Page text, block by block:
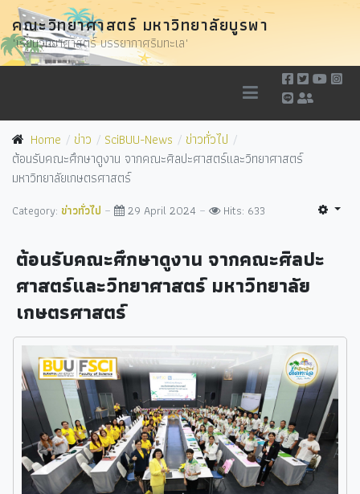
คณะวิทยาศาสตร์ มหาวิทยาลัยบูรพา
"เรียนวิทยาศาสตร์ บรรยากาศริมทะเล"
Home ข่าว SciBUU-News
ข่าวทั่วไป
ต้อนรับคณะศึกษาดูงาน จากคณะศิลปะศาสตร์และวิทยาศาสตร์
มหาวิทยาลัยเกษตรศาสตร์
Category: ข่าวทั่วไป 29 April 2024 Hits: 633
ต้อนรับคณะศึกษาดูงาน จากคณะศิลปะ
ศาสตร์และวิทยาศาสตร์ มหาวิทยาลัย
เกษตรศาสตร์